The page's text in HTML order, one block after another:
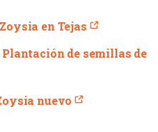
en Tejas
de semillas de
nuevo